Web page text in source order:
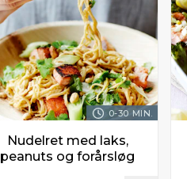
0-30 MIN.
Nudelret med laks,
peanuts og forårsløg